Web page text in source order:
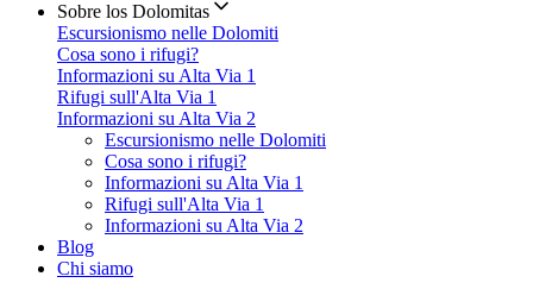
Sobre los Dolomitas
Escursionismo nelle Dolomiti
Cosa sono i rifugi?
Informazioni su Alta Via 1
Rifugi sull'Alta Via 1
Informazioni su Alta Via 2
Escursionismo nelle Dolomiti
Cosa sono i rifugi?
Informazioni su Alta Via 1
Rifugi sull'Alta Via 1
Informazioni su Alta Via 2
Blog
Chi siamo